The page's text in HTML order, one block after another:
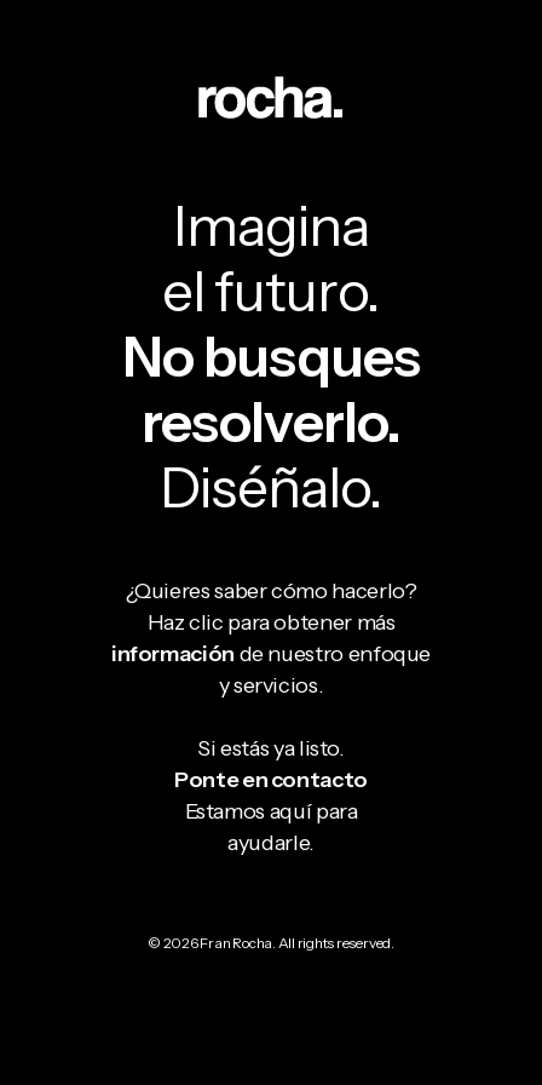
Imagina
el futuro.
No busques
resolverlo.
Diséñalo.
¿Quieres saber cómo hacerlo?
Haz clic para obtener más
información de nuestro enfoque
y servicios.
Si estás ya listo.
Ponte en contacto
Estamos aquí para
ayudarle.
© 2026 Fran Rocha. All rights reserved.